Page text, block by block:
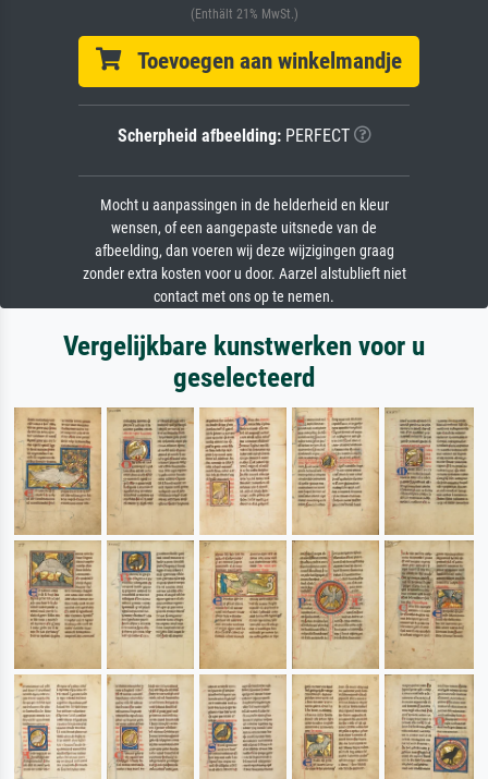
(Enthält 21% MwSt.)
Toevoegen aan winkelmandje
Scherpheid afbeelding:PERFECT
Mocht u aanpassingen in de helderheid en kleur
wensen, of een aangepaste uitsnede van de
afbeelding, dan voeren wij deze wijzigingen graag
zonder extra kosten voor u door. Aarzel alstublieft niet
contact met ons op te nemen.
Vergelijkbare kunstwerken voor u
geselecteerd